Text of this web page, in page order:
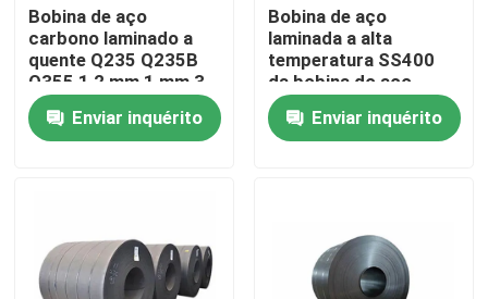
Controle da qualidade
Contacte-nos
Bobina de aço revestida colorida
Bobina de aço
carbono laminado a
quente Q235 Q235B
Q355 1,2 mm 1 mm 3
mm
Enviar inquérito
Bobina de aço
laminada a alta
temperatura SS400
da bobina do aço
carbono de 0.6m-3M
da larguraEnviar inquérito